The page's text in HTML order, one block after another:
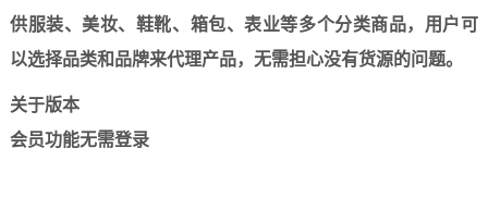
供服装、美妆、鞋靴、箱包、表业等多个分类商品，用户可
以选择品类和品牌来代理产品，无需担心没有货源的问题。
关于版本
会员功能无需登录